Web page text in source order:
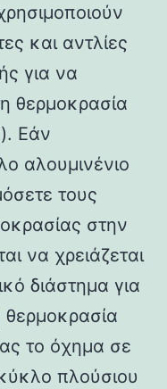
και αντλίες
για να
θερμοκρασία
Εάν
αλουμινένιο
τους
στην
να χρειάζεται
διάστημα για
το όχημα σε
πλούσιου